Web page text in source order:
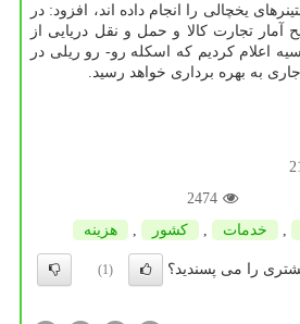
یخچالی را انجام داده اند، افزود: در
تجارت کالا و حمل و نقل دریایی از
اعلام کردیم که اسکله رو- رو ریلی در
جاری به بهره برداری خواهد رسید.
2474
خدمات كشور هزینه
را می پسندید؟
(1)